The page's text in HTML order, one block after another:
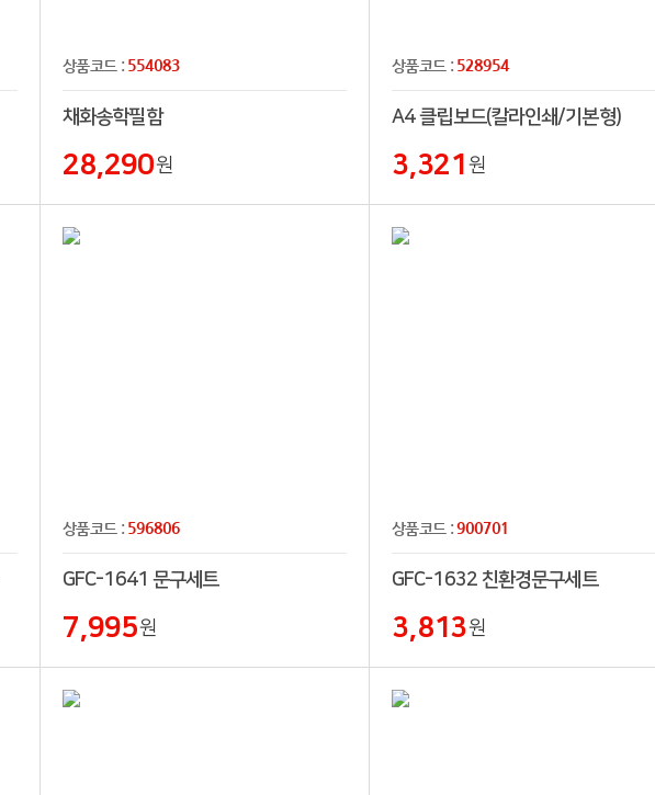
상품코드 : 554083
채화송학필함
28,290원
상품코드 : 528954
A4 클립보드(칼라인쇄/기본형)
3,321 원
상품코드 : 596806
GFC-1641 문구세트
7,995원
상품코드 :900701
GFC-1632 친환경문구세트
3,813원